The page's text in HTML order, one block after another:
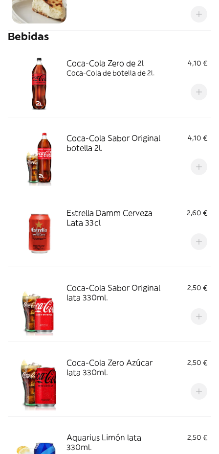
Bebidas
Coca-Cola Zero de 2l
4,10 €
Coca-Cola de botella de 2l.
Coca-Cola Sabor Original
botella 2l.
4,10 €
Estrella Damm Cerveza
Lata 33cl
2,60 €
Coca-Cola Sabor Original
lata 330ml.
2,50 €
Coca-Cola Zero Azúcar
lata 330ml.
2,50 €
Aquarius Limón lata
330ml.
2,50 €